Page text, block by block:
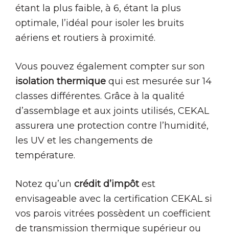
étant la plus faible, à 6, étant la plus
optimale, l’idéal pour isoler les bruits
aériens et routiers à proximité.
Vous pouvez également compter sur son
isolation thermique qui est mesurée sur 14
classes différentes. Grâce à la qualité
d’assemblage et aux joints utilisés, CEKAL
assurera une protection contre l’humidité,
les UV et les changements de
température.
Notez qu’un crédit d’impôtest
envisageable avec la certification CEKAL si
vos parois vitrées possèdent un coefficient
de transmission thermique supérieur ou